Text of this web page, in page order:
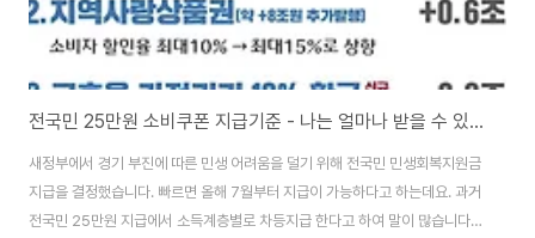
전국민 25만원 소비쿠폰 지급기준 - 나는 얼마나 받을 수 있을까?
새정부에서 경기 부진에 따른 민생 어려움을 덜기 위해 전국민 민생회복지원금
지급을 결정했습니다. 빠르면 올해 7월부터 지급이 가능하다고 하는데요. 과거
전국민 25만원 지급에서 소득계층별로 차등지급 한다고 하여 말이 많습니다.